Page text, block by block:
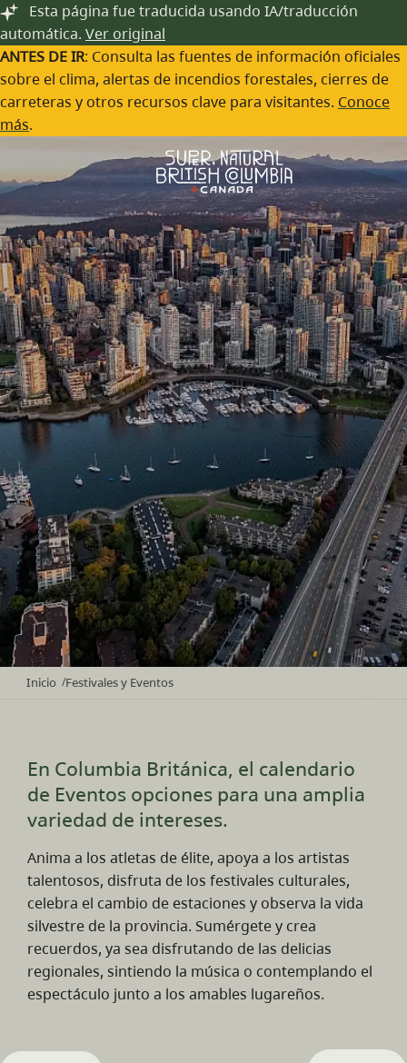
Saltar al contenido principal
Esta página fue traducida usando IA/traducción
automática. Ver original
ANTES DE IR: Consulta las fuentes de información oficiales
sobre el clima, alertas de incendios forestales, cierres de
carreteras y otros recursos clave para visitantes. Conoce
más.
Festivales y Eventos
A lo largo del año, las comunidades de Columbia Británica
organizan una gran variedad de Eventos la gastronomía,
las bebidas, la cultura, las artes y mucho más.
Inicio /Festivales y Eventos
En Columbia Británica, el calendario
de Eventos opciones para una amplia
variedad de intereses.
Anima a los atletas de élite, apoya a los artistas
talentosos, disfruta de los festivales culturales,
celebra el cambio de estaciones y observa la vida
silvestre de la provincia. Sumérgete y crea
recuerdos, ya sea disfrutando de las delicias
regionales, sintiendo la música o contemplando el
espectáculo junto a los amables lugareños.